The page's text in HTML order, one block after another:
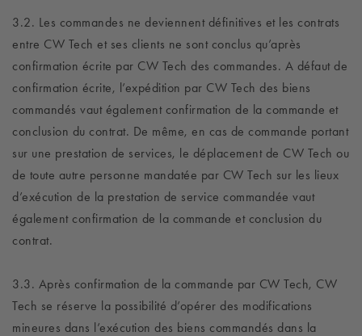
3.2. Les commandes ne deviennent définitives et les contrats
entre CW Tech et ses clients ne sont conclus qu’après
confirmation écrite par CW Tech des commandes. A défaut de
confirmation écrite, l’expédition par CW Tech des biens
commandés vaut également confirmation de la commande et
conclusion du contrat. De même, en cas de commande portant
sur une prestation de services, le déplacement de CW Tech ou
de toute autre personne mandatée par CW Tech sur les lieux
d’exécution de la prestation de service commandée vaut
également confirmation de la commande et conclusion du
contrat.
3.3. Après confirmation de la commande par CW Tech, CW
Tech se réserve la possibilité d’opérer des modifications
mineures dans l’exécution des biens commandés dans la